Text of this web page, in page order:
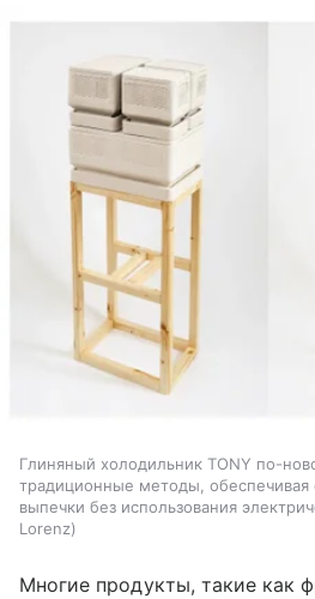
Глиняный холодильник TONY по-
традиционные методы, обеспечивая
выпечки без использования
Lorenz
Многие продукты, такие как